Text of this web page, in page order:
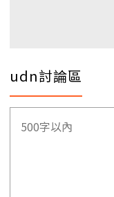
udn討論區